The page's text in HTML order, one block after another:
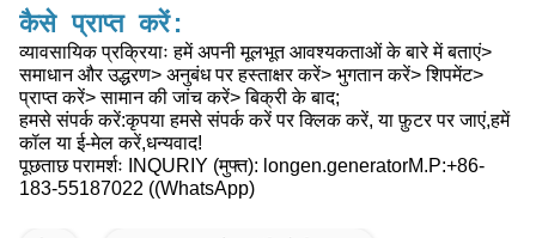
कैसे प्राप्त करें:
व्यावसायिक प्रक्रियाः हमें अपनी मूलभूत आवश्यकताओं के बारे में बताएं>
समाधान और उद्धरण> अनुबंध पर हस्ताक्षर करें> भुगतान करें> शिपमेंट>
प्राप्त करें> सामान की जांच करें> बिक्री के बाद;
हमसे संपर्क करें:कृपया हमसे संपर्क करें पर क्लिक करें, या फ़ुटर पर जाएं,हमें
कॉल या ई-मेल करें,धन्यवाद!
पूछताछ परामर्शः INQURIY (मुफ्त): longen.generatorM.P:+86-
183-55187022 ((WhatsApp)